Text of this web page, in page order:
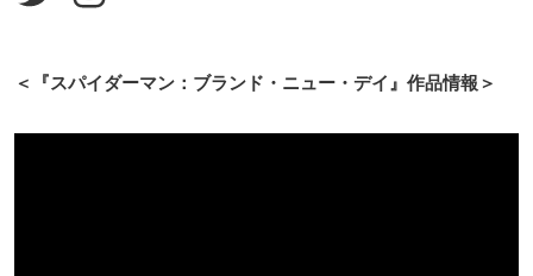
＜『スパイダーマン：ブランド・ニュー・デイ』作品情報＞